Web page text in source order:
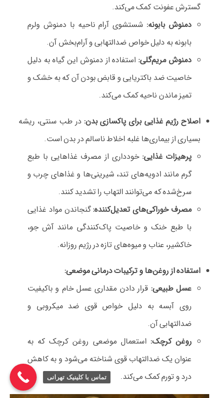
گسترش عفونت کمک می‌کند.
دمنوش بابونه:شستشوی آرام ناحیه با دمنوش ولرم
بابونه به دلیل خواص ضدالتهابی و آرام‌بخش آن.
دمنوش مریم‌گلی:استفاده از دمنوش این گیاه به دلیل
خاصیت ضد باکتریایی و قابض بودن آن که به خشک و
تمیز ماندن ناحیه کمک می‌کند.
اصلاح رژیم غذایی برای پاکسازی بدن: در طب سنتی، ریشه
بسیاری از بیماری‌ها غلبه اخلاط ناسالم در بدن است.
پرهیزات غذایی: خودداری از مصرف غذاهایی با طبع
گرم مانند ادویه‌های تند، شیرینی‌ها و غذاهای چرب و
سرخ‌شده که می‌توانند التهاب را تشدید کنند.
مصرف خوراکی‌های تعدیل‌کننده:گنجاندن مواد غذایی
با طبع خنک و خاصیت پاک‌کنندگی مانند آش جو،
خاکشیر، عناب و میوه‌های تازه در رژیم روزانه.
استفاده از روغن‌ها و ترکیبات درمانی موضعی:
عسل طبیعی: قرار دادن مقداری عسل خام و باکیفیت
روی آبسه به دلیل خواص قوی ضد میکروبی و
ضدالتهابی آن.
روغن کرچک: استعمال موضعی روغن کرچک که به
عنوان یک ضدالتهاب قوی شناخته می‌شود و به کاهش
درد و تورم کمک می‌کند.
تماس با کلینیک تهرانی